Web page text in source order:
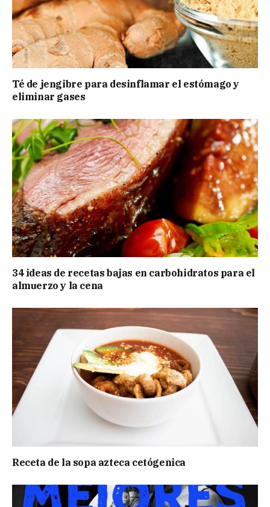
Té de jengibre para desinflamar el estómago y
eliminar gases
34 ideas de recetas bajas en carbohidratos para el
almuerzo y la cena
Receta de la sopa azteca cetógenica